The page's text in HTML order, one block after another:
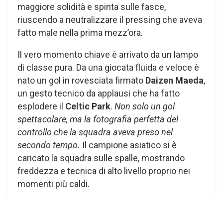
maggiore solidità e spinta sulle fasce,
riuscendo a neutralizzare il pressing che aveva
fatto male nella prima mezz’ora.
Il vero momento chiave è arrivato da un lampo
di classe pura. Da una giocata fluida e veloce è
nato un gol in rovesciata firmato Daizen Maeda,
un gesto tecnico da applausi che ha fatto
esplodere il Celtic Park. Non solo un gol
spettacolare, ma la fotografia perfetta del
controllo che la squadra aveva preso nel
secondo tempo. Il campione asiatico si è
caricato la squadra sulle spalle, mostrando
freddezza e tecnica di alto livello proprio nei
momenti più caldi.